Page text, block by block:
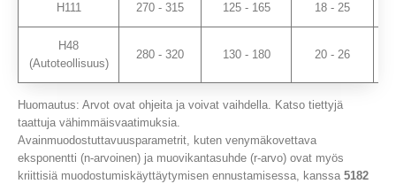
H111 270 - 315 125 - 165 18 - 25
H48
(Autoteollisuus)
280 - 320 130 - 180 20 - 26
Huomautus: Arvot ovat ohjeita ja voivat vaihdella. Katso tiettyjä
taattuja vähimmäisvaatimuksia.
Avainmuodostuttavuusparametrit, kuten venymäkovettava
eksponentti (n-arvoinen) ja muovikantasuhde (r-arvo) ovat myös
kriittisiä muodostumiskäyttäytymisen ennustamisessa, kanssa 5182